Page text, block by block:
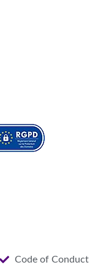
Code of Conduct